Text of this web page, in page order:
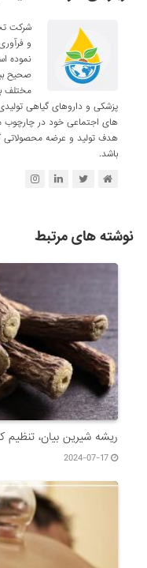
و
نموده
صحیح
مختلف
پزشکی و داروهای گیاهی
های اجتماعی خود در چارچوب
هدف تولید و عرضه محصولاتی
باشد.
نوشته های مرتبط
ریشه شیرین بیان،
2024-07-17